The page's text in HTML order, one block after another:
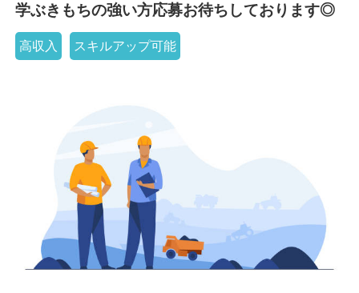
学ぶきもちの強い方応募お待ちしております◎
高収入 スキルアップ可能